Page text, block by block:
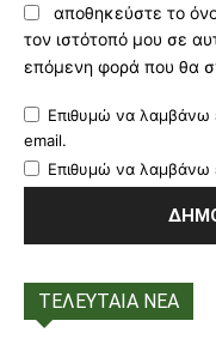
αποθηκεύστε το
τον ιστότοπό μου σε
επόμενη φορά που θα
Επιθυμώ να λαμβάνω
email.
Επιθυμώ να λαμβάνω
ΤΕΛΕΥΤΑΙΑ ΝΕΑ